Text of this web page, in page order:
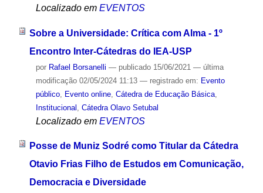
Localizado em EVENTOS
Sobre a Universidade: Crítica com Alma - 1º
Encontro Inter-Cátedras do IEA-USP
por Rafael Borsanelli — publicado15/06/2021 — última
modificação02/05/2024 11:13 — registrado em: Evento
público, Evento online, Cátedra de Educação Básica,
Institucional Cátedra Olavo Setubal
Localizado em EVENTOS
Posse de Muniz Sodré como Titular da Cátedra
Otavio Frias Filho de Estudos em Comunicação,
Democracia e Diversidade